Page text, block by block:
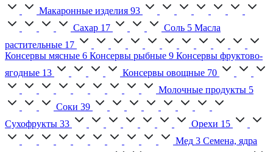
Макаронные изделия 93
Сахар 17 Соль 5 Масла
растительные 17
Консервы мясные 6 Консервы рыбные 9 Консервы фруктово-
ягодные 13 Консервы овощные 70
Молочные продукты 5
Соки 39
Сухофрукты 33 Орехи 15
Мед 3 Семена, ядра